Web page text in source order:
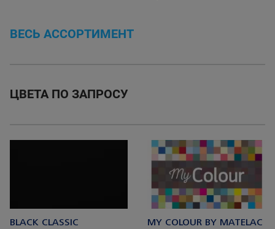
ВЕСЬ АССОРТИМЕНТ
ЦВЕТА ПО ЗАПРОСУ
BLACK CLASSIC MY COLOUR BY MATELAC